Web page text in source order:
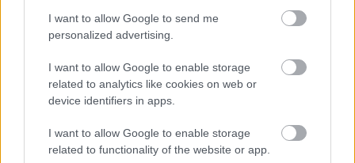
I want to allow Google to send me
personalized advertising.
I want to allow Google to enable storage
related to analytics like cookies on web or
device identifiers in apps.
I want to allow Google to enable storage
related to functionality of the website or app.